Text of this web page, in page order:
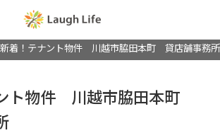
新着！テナント物件 川越市脇田本町 貸店舗事務所
ト物件 川越市脇田本町